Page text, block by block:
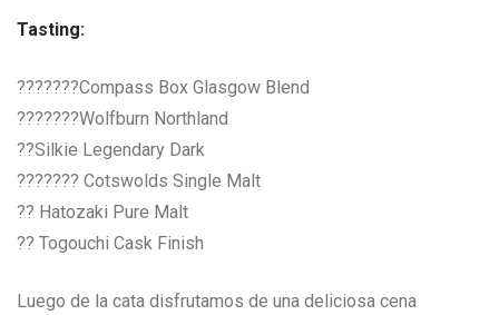
Tasting:
???????Compass Box Glasgow Blend
???????Wolfburn Northland
??Silkie Legendary Dark
??????? Cotswolds Single Malt
?? Hatozaki Pure Malt
?? Togouchi Cask Finish
Luego de la cata disfrutamos de una deliciosa cena